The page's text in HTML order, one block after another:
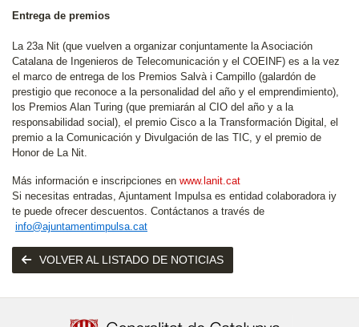
Entrega de premios
La 23a Nit (que vuelven a organizar conjuntamente la Asociación
Catalana de Ingenieros de Telecomunicación y el COEINF) es a la vez
el marco de entrega de los Premios Salvà i Campillo (galardón de
prestigio que reconoce a la personalidad del año y el emprendimiento),
los Premios Alan Turing (que premiarán al CIO del año y a la
responsabilidad social), el premio Cisco a la Transformación Digital, el
premio a la Comunicación y Divulgación de las TIC, y el premio de
Honor de La Nit.
Más información e inscripciones en www.lanit.cat
Si necesitas entradas, Ajuntament Impulsa es entidad colaboradora iy
te puede ofrecer descuentos. Contáctanos a través de
info@ajuntamentimpulsa.cat
VOLVER AL LISTADO DE NOTICIAS